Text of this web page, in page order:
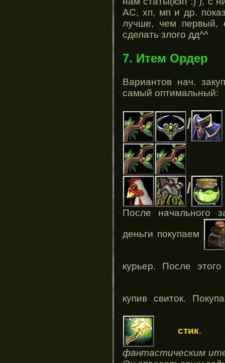
АС, хп, мп и др.
лучше, чем первый,
сделать злого дд^^
7. Итем Ордер
Вариантов нач.
самый оптимальный:
/
/
После начального
деньги покупаем
курьер. После
купив свиток.
стик.
фантастическим